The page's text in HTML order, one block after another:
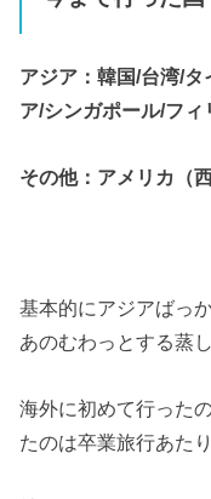
アジア：韓国/台湾/
ア/シンガポール/フィ
その他：アメリカ（
基本的にアジアばっ
あのむわっとする蒸
海外に初めて行った
たのは卒業旅行あたり